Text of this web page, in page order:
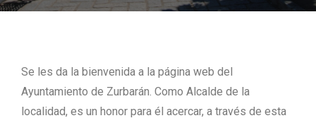
Se les da la bienvenida a la página web del
Ayuntamiento de Zurbarán. Como Alcalde de la
localidad, es un honor para él acercar, a través de esta